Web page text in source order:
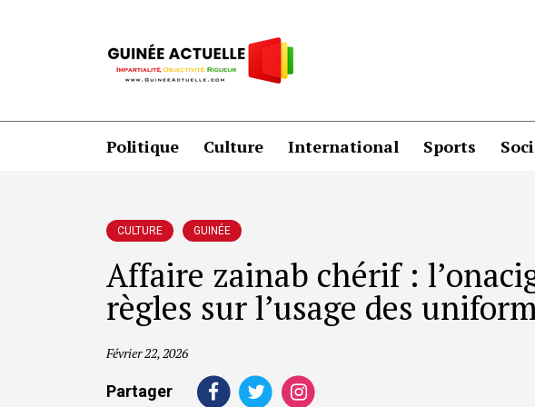
Politique Culture International Sports
CULTURE GUINÉE
Affaire zainab chérif :
règles sur l’usage des
Février 22, 2026
Partager